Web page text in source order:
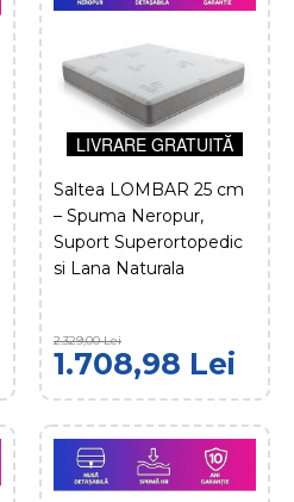
DOLCEDORMIRE
Saltea SUPER SPRING
HOTEL MEMORY 26 cm
– Pocket Springs,
Memory Foam si
Confort de Lux
2.919,00 Lei 2.088,98
Lei
ADAUGĂ ÎN COŞ
COMPARĂ PRODUSUL
ADAUGĂ LA FAVORITE
DOLCEDORMIRE
LIVRARE GRATUITĂ
Saltea LOMBAR 25 cm
– Spuma Neropur,
Suport Superortopedic
si Lana Naturala
2.329,00 Lei
1.708,98 Lei